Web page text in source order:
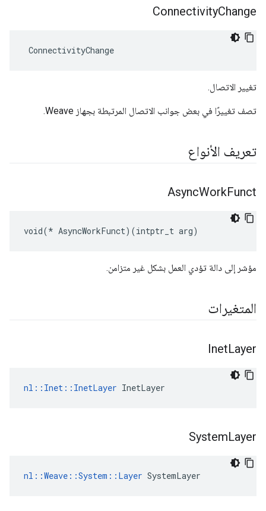
ConnectivityChange
ConnectivityChange
تغيير الاتصال.
تصف تغييرًا في بعض جوانب الاتصال المرتبطة بجهاز Weave.
تعريف الأنواع
AsyncWorkFunct
void(* AsyncWorkFunct)(intptr_t arg)
مؤشر إلى دالة تؤدي العمل بشكل غير متزامن.
المتغيرات
InetLayer
nl::Inet::InetLayer InetLayer
SystemLayer
nl::Weave::System::Layer SystemLayer